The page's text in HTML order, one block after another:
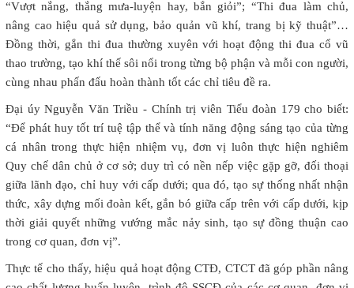
“Vượt nắng, thắng mưa-luyện hay, bắn giỏi”; “Thi đua làm chủ,
nâng cao hiệu quả sử dụng, bảo quản vũ khí, trang bị kỹ thuật”…
Đồng thời, gắn thi đua thường xuyên với hoạt động thi đua cổ vũ
thao trường, tạo khí thế sôi nổi trong từng bộ phận và mỗi con người,
cùng nhau phấn đấu hoàn thành tốt các chỉ tiêu đề ra.
Đại úy Nguyễn Văn Triều - Chính trị viên Tiểu đoàn 179 cho biết:
“Để phát huy tốt trí tuệ tập thể và tính năng động sáng tạo của từng
cá nhân trong thực hiện nhiệm vụ, đơn vị luôn thực hiện nghiêm
Quy chế dân chủ ở cơ sở; duy trì có nền nếp việc gặp gỡ, đối thoại
giữa lãnh đạo, chỉ huy với cấp dưới; qua đó, tạo sự thống nhất nhận
thức, xây dựng mối đoàn kết, gắn bó giữa cấp trên với cấp dưới, kịp
thời giải quyết những vướng mắc nảy sinh, tạo sự đồng thuận cao
trong cơ quan, đơn vị”.
Thực tế cho thấy, hiệu quả hoạt động CTĐ, CTCT đã góp phần nâng